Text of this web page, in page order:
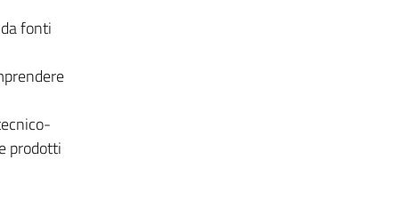
fonti
prodotti